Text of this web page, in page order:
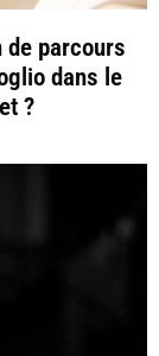
parcours
dans le
?